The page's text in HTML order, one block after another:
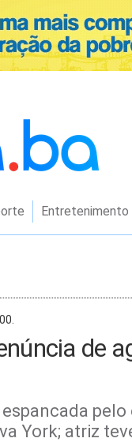
Entretenimento
de
York; atriz